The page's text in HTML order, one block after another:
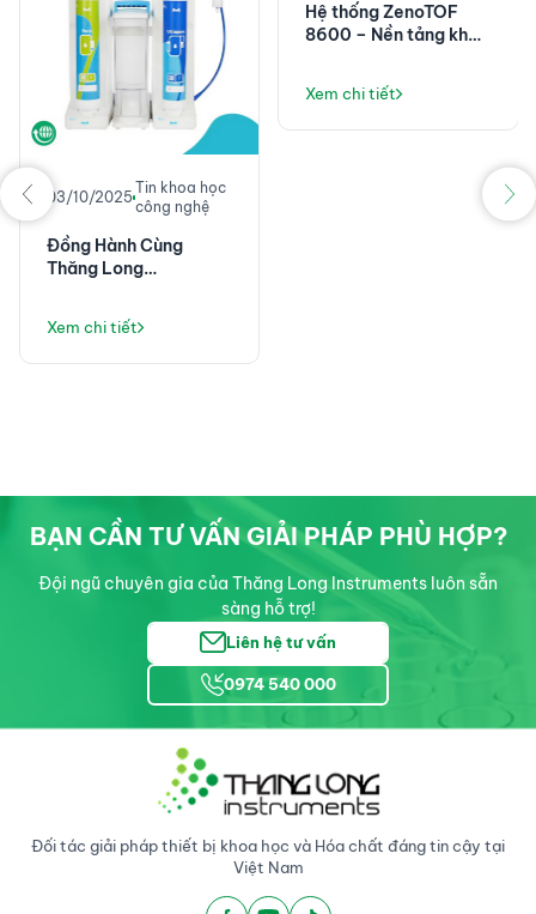
03/10/2025
Tin khoa học
công nghệ
Đồng Hành Cùng
Thăng Long
Chỉ Là Máy Lọc Nước,
Mà Là Giải Pháp Vận
Hành Phòng Thí
Xem chi tiết
Hệ thống ZenoTOF
8600 – Nền tảng khối
độ nhạy đột phá
Xem chi tiết
BẠN CẦN TƯ VẤN GIẢI PHÁP PHÙ HỢP?
Đội ngũ chuyên gia của Thăng Long Instruments luôn sẵn
sàng hỗ trợ!
Liên hệ tư vấn
0974 540 000
Đối tác giải pháp thiết bị khoa học và Hóa chất đáng tin cậy tại
Việt Nam